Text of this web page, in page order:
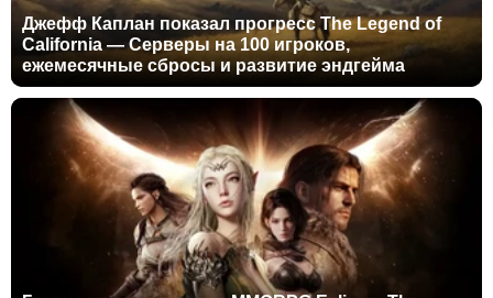
Джефф Каплан показал прогресс The Legend of
California — Серверы на 100 игроков,
ежемесячные сбросы и развитие эндгейма